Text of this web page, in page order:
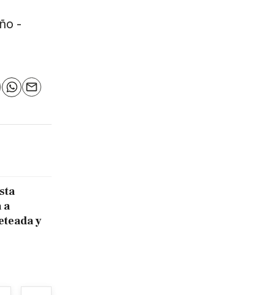
-
WhatsApp
Email
a
y